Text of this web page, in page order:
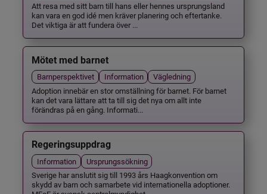
Att resa med sitt barn till hans eller hennes ursprungsland
kan vara en god idé men kräver planering och eftertanke.
Det viktiga är att fundera över ...
Mötet med barnet
Barnperspektivet Information
Vägledning
Adoption innebär en stor omställning för barnet. För barnet
kan det vara lättare att ta till sig det nya om allt inte
förändras på en gång. Informati...
Regeringsuppdrag
Information
Ursprungssökning
Sverige har anslutit sig till 1993 års Haagkonvention om
skydd av barn och samarbete vid internationella adoptioner.